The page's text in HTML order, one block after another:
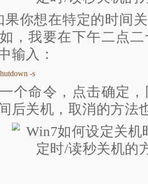
想在特定的时间关
，我要在下午二点
输入：
-s
命令，点击确定，
后关机，取消的方法